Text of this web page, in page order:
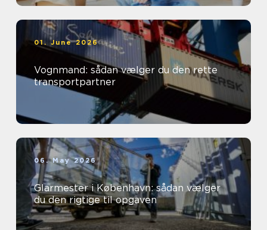
01. June 2026
Vognmand: sådan vælger du den rette
transportpartner
06. May 2026
Glarmester i København: sådan vælger
du den rigtige til opgaven